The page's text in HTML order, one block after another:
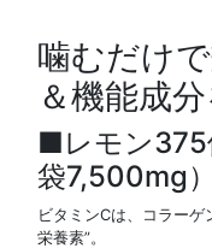
噛むだけ
＆機能成
■レモン375
袋7,500mg）
ビタミンCは、コラーゲ
栄養素”。